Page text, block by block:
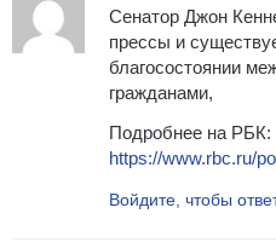
Сенатор Джон
прессы и
благосостоянии
гражданами,
Подробнее на РБК:
https://www.rbc.ru/
Войдите, чтобы